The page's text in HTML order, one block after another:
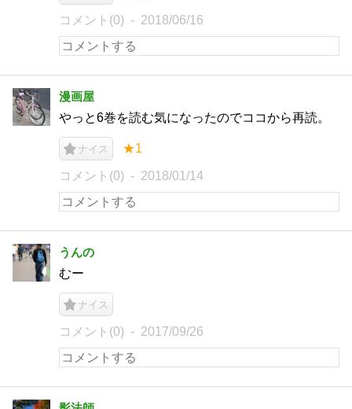
コメント(0) 2018/06/16
漫画屋
やっと6巻を読む気になったのでココから再読。
ナイス ★1
コメント(0) 2018/01/14
うんの
むー
ナイス
コメント(0) 2017/09/26